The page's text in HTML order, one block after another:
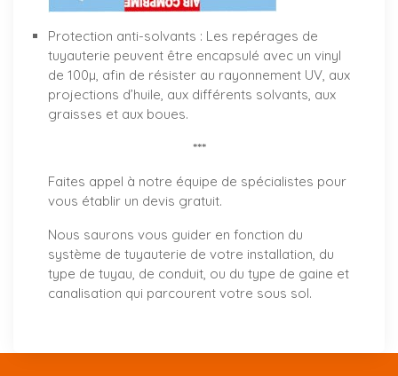
Protection anti-solvants : Les repérages de
tuyauterie peuvent être encapsulé avec un vinyl
de 100µ, afin de résister au rayonnement UV, aux
projections d’huile, aux différents solvants, aux
graisses et aux boues.
***
Faites appel à notre équipe de spécialistes pour
vous établir un devis gratuit.
Nous saurons vous guider en fonction du
système de tuyauterie de votre installation, du
type de tuyau, de conduit, ou du type de gaine et
canalisation qui parcourent votre sous sol.